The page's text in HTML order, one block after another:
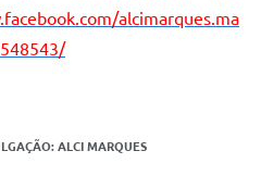
alcimarques.ma
ALCI MARQUES